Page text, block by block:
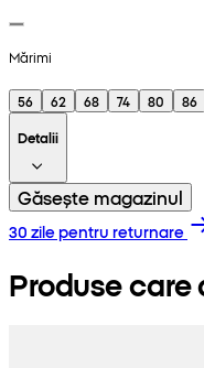
Mărimi
56 62 68 74 80 86
Detalii
Găsește magazinul
30 zile pentru returnare
Produse